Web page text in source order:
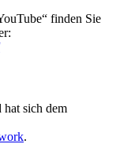
finden Sie
sich dem
.